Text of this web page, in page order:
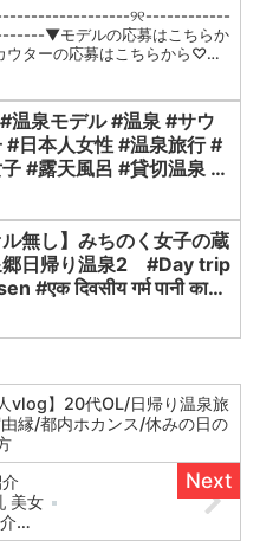
୨୧------------
▼モデルの応募はこちらか
ウターの応募はこちらから♡横
温泉モデル #温泉 #サウ
#日本人女性 #温泉旅行 #
#露天風呂 #貸切温泉 #
ル無し】みちのく女子の蔵
郷日帰り温泉2 #Day trip
पानी का
人vlog】20代OL/日帰り温泉旅
縁/都内ホカンス/休みの日の
美女
女